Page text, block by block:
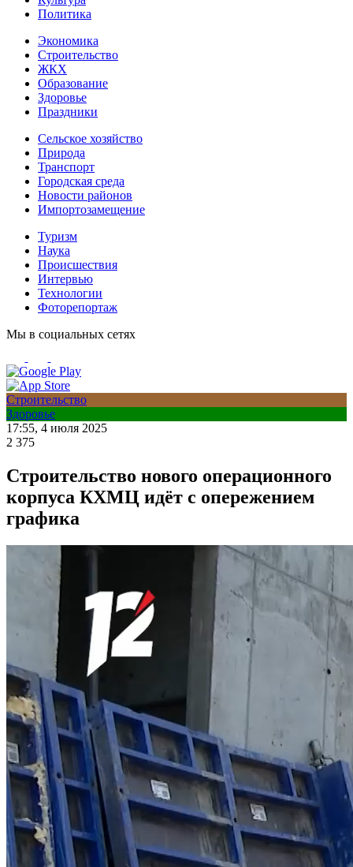
Политика
Экономика
Строительство
ЖКХ
Образование
Здоровье
Праздники
Сельское хозяйство
Природа
Транспорт
Городская среда
Новости районов
Импортозамещение
Туризм
Наука
Происшествия
Интервью
Технологии
Фоторепортаж
Мы в социальных сетях
Строительство
Здоровье
17:55, 4 июля 2025
2 375
Строительство нового операционного
корпуса КХМЦ идёт с опережением
графика